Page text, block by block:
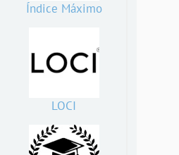
Índice Máximo
LOCI